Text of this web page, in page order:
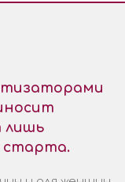
лишь
старта.